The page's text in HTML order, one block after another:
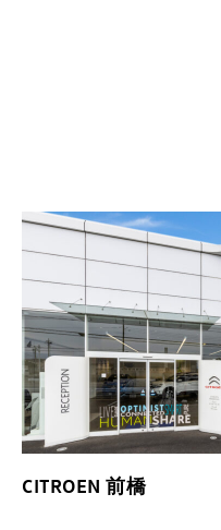
CITROEN 前橋